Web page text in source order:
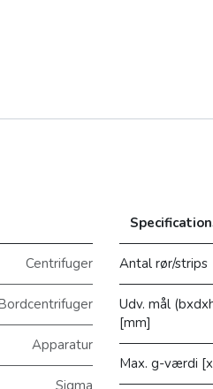
Centrifuger
Apparatur
Sigma
Antal rør/strips
Udv. mål
[mm]
Max. g-værdi